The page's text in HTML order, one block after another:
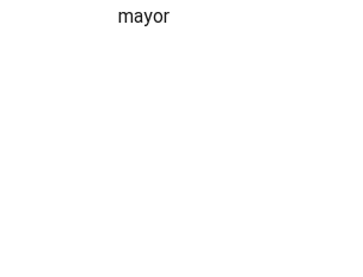
mayor